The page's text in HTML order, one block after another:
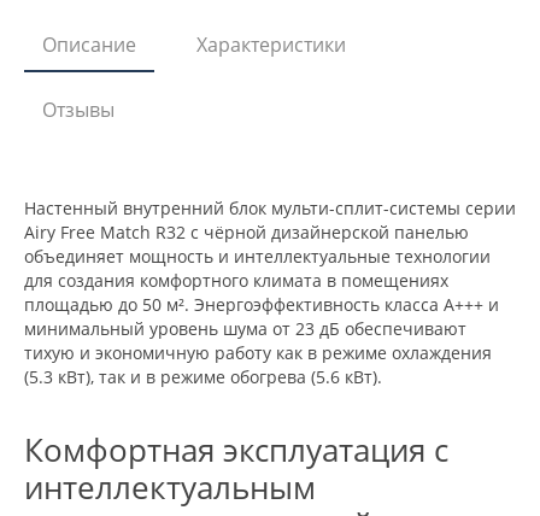
Описание Характеристики
Отзывы
Настенный внутренний блок мульти-сплит-системы серии
Airy Free Match R32 с чёрной дизайнерской панелью
объединяет мощность и интеллектуальные технологии
для создания комфортного климата в помещениях
площадью до 50 м². Энергоэффективность класса A+++ и
минимальный уровень шума от 23 дБ обеспечивают
тихую и экономичную работу как в режиме охлаждения
(5.3 кВт), так и в режиме обогрева (5.6 кВт).
Комфортная эксплуатация с
интеллектуальным